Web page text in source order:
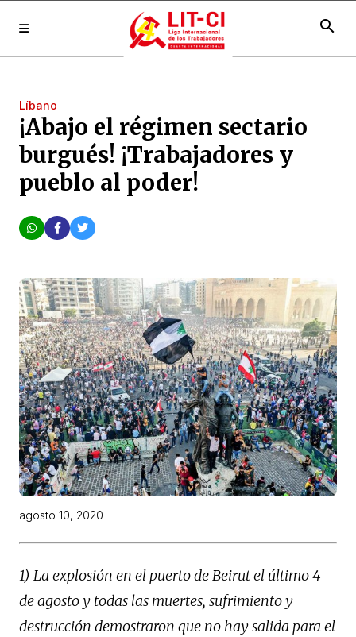
search
Líbano
¡Abajo el régimen sectario
burgués! ¡Trabajadores y
pueblo al poder!
agosto 10, 2020
1) La explosión en el puerto de Beirut el último 4
de agosto y todas las muertes, sufrimiento y
destrucción demostraron que no hay salida para el